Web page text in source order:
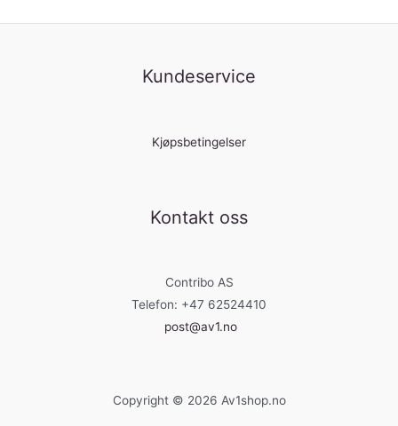
Kundeservice
Kjøpsbetingelser
Kontakt oss
Contribo AS
Telefon: +47 62524410
post@av1.no
Copyright © 2026 Av1shop.no